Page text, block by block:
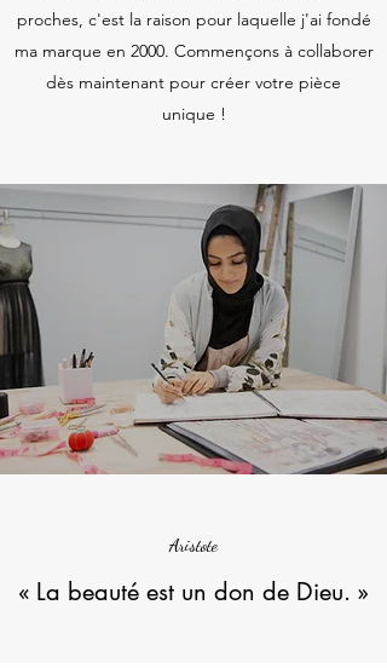
proches, c'est la raison pour laquelle j'ai fondé
ma marque en 2000. Commençons à collaborer
dès maintenant pour créer votre pièce
unique !
Aristote
« La beauté est un don de Dieu. »